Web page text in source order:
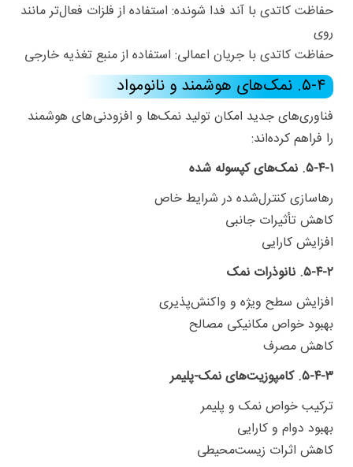
حفاظت کاتدی با آند فدا شونده: استفاده از فلزات فعال‌تر مانند
روی
حفاظت کاتدی با جریان اعمالی: استفاده از منبع تغذیه خارجی
۵-۴. نمک‌های هوشمند و نانومواد
فناوری‌های جدید امکان تولید نمک‌ها و افزودنی‌های هوشمند
را فراهم کرده‌اند:
۵-۴-۱. نمک‌های کپسوله شده
رهاسازی کنترل‌شده در شرایط خاص
کاهش تأثیرات جانبی
افزایش کارایی
۵-۴-۲. نانوذرات نمک
افزایش سطح ویژه و واکنش‌پذیری
بهبود خواص مکانیکی مصالح
کاهش مصرف
۵-۴-۳. کامپوزیت‌های نمک-پلیمر
ترکیب خواص نمک و پلیمر
بهبود دوام و کارایی
کاهش اثرات زیست‌محیطی